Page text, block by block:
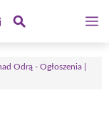
Odrą - Ogłoszenia |